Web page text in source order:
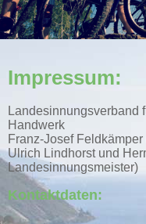
Impressum:
Landesinnungsverband
Handwerk
Franz-Josef
Ulrich Lindhorst und
Landesinnungsmeister)
Kontaktdaten: